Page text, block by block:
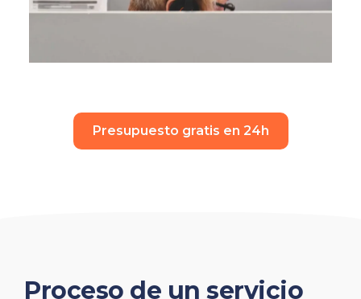
Presupuesto gratis en 24h
Proceso de un servicio